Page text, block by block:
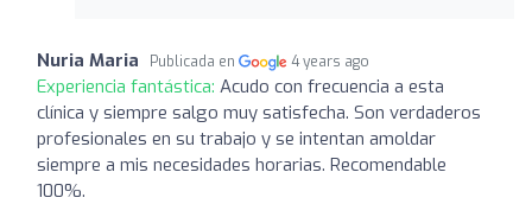
Nuria Maria Publicada en 4 years ago
Experiencia fantástica: Acudo con frecuencia a esta
clínica y siempre salgo muy satisfecha. Son verdaderos
profesionales en su trabajo y se intentan amoldar
siempre a mis necesidades horarias. Recomendable
100%.